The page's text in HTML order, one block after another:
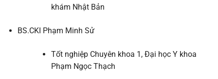
khám Nhật Bản
BS.CKI Phạm Minh Sử
Tốt nghiệp Chuyên khoa 1, Đại học Y khoa
Phạm Ngọc Thạch